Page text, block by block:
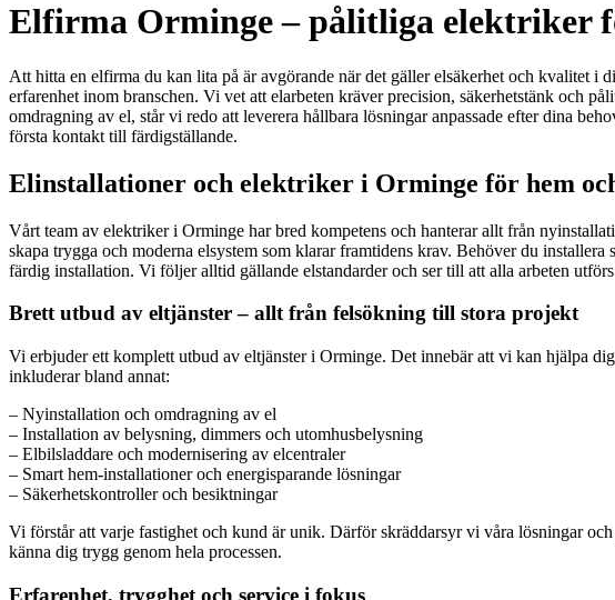
Elfirma Orminge – pålitliga elektriker
Att hitta en elfirma du kan lita på är avgörande när det gäller elsäkerhet och kvalitet
erfarenhet inom branschen. Vi vet att elarbeten kräver precision, säkerhetstänk och
omdragning av el, står vi redo att leverera hållbara lösningar anpassade efter dina
första kontakt till färdigställande.
Elinstallationer och elektriker i Orminge för hem
Vårt team av elektriker i Orminge har bred kompetens och hanterar allt från
skapa trygga och moderna elsystem som klarar framtidens krav. Behöver du
färdig installation. Vi följer alltid gällande elstandarder och ser till att alla arbeten
Brett utbud av eltjänster – allt från felsökning till stora projekt
Vi erbjuder ett komplett utbud av eltjänster i Orminge. Det innebär att vi kan hjälpa
inkluderar bland annat:
– Nyinstallation och omdragning av el
– Installation av belysning, dimmers och utomhusbelysning
– Elbilsladdare och modernisering av elcentraler
– Smart hem-installationer och energisparande lösningar
– Säkerhetskontroller och besiktningar
Vi förstår att varje fastighet och kund är unik. Därför skräddarsyr vi våra lösningar
känna dig trygg genom hela processen.
Erfarenhet, trygghet och service i fokus